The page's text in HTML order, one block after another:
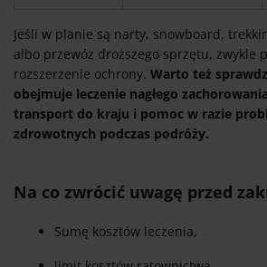
Jeśli w planie są narty, snowboard,
albo przewóz droższego sprzętu, zwykle
rozszerzenie ochrony. Warto też
obejmuje leczenie nagłego
transport do kraju i pomoc w razie
zdrowotnych podczas podróży.
Na co zwrócić uwagę przed
Sumę kosztów leczenia,